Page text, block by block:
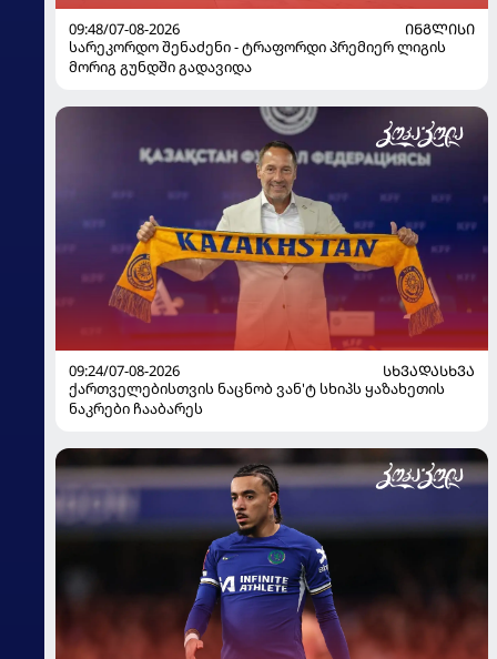
09:48/07-08-2026
ᲘᲜᲒᲚᲘᲡᲘ
სარეკორდო შენაძენი - ტრაფორდი პრემიერ ლიგის
მორიგ გუნდში გადავიდა
09:24/07-08-2026
ᲡᲮᲕᲐᲓᲐᲡᲮᲕᲐ
ქართველებისთვის ნაცნობ ვან'ტ სხიპს ყაზახეთის
ნაკრები ჩააბარეს